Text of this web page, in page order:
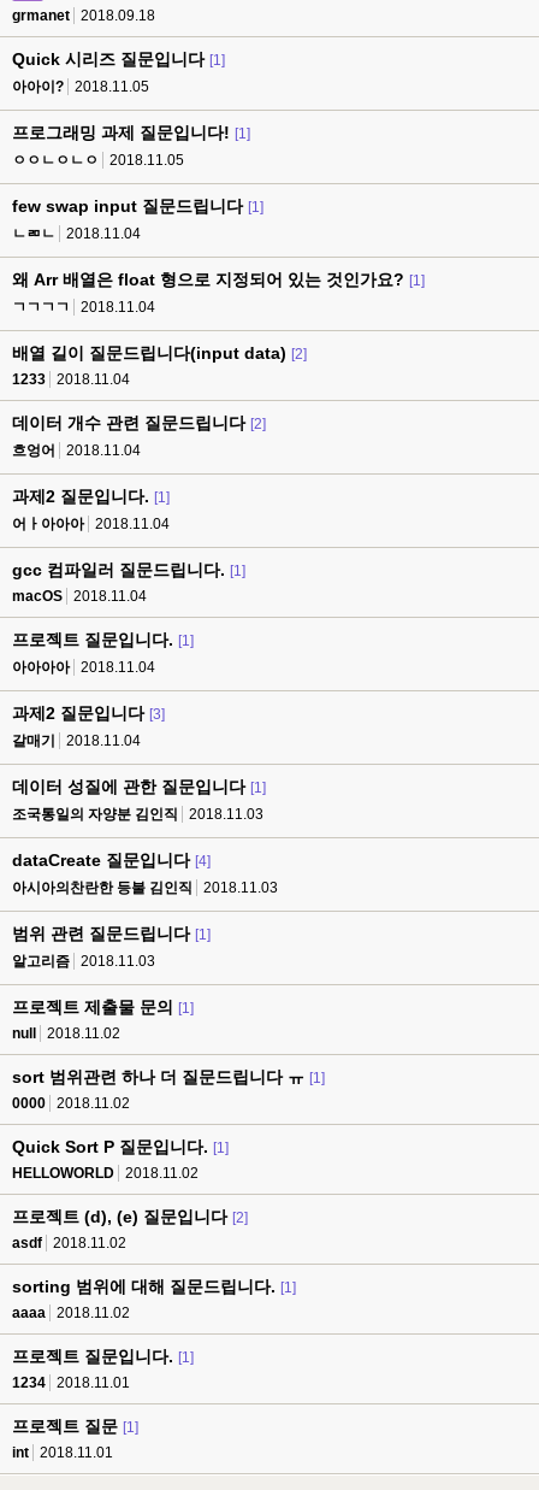
grmanet 2018.09.18
Quick 시리즈 질문입니다 [1]
아아이?
2018.11.05
프로그래밍 과제 질문입니다! [1]
ㅇㅇㄴㅇㄴㅇ
2018.11.05
few swap input 질문드립니다 [1]
ㄴㄻㄴ
2018.11.04
왜 Arr 배열은 float 형으로 지정되어 있는 것인가요? [1]
ㄱㄱㄱㄱ
2018.11.04
배열 길이 질문드립니다(input data) [2]
1233
2018.11.04
데이터 개수 관련 질문드립니다 [2]
흐엉어
2018.11.04
과제2 질문입니다. [1]
어ㅏ아아아
2018.11.04
gcc 컴파일러 질문드립니다. [1]
macOS
2018.11.04
프로젝트 질문입니다. [1]
아아아아
2018.11.04
과제2 질문입니다 [3]
갈매기
2018.11.04
데이터 성질에 관한 질문입니다 [1]
조국통일의 자양분 김인직
2018.11.03
dataCreate 질문입니다 [4]
아시아의찬란한 등불 김인직
2018.11.03
범위 관련 질문드립니다 [1]
알고리즘
2018.11.03
프로젝트 제출물 문의
[1]
null
2018.11.02
sort 범위관련 하나 더 질문드립니다 ㅠ [1]
0000
2018.11.02
Quick Sort P 질문입니다. [1]
HELLOWORLD
2018.11.02
프로젝트 (d), (e) 질문입니다 [2]
asdf
2018.11.02
sorting 범위에 대해 질문드립니다. [1]
aaaa
2018.11.02
프로젝트 질문입니다. [1]
1234
2018.11.01
프로젝트 질문 [1]
int
2018.11.01